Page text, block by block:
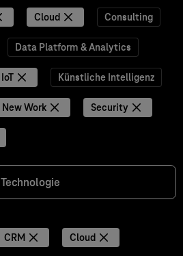
Cloud Consulting
Data Platform & Analytics
IoT Künstliche Intelligenz
New Work Security
Technologie
CRM Cloud